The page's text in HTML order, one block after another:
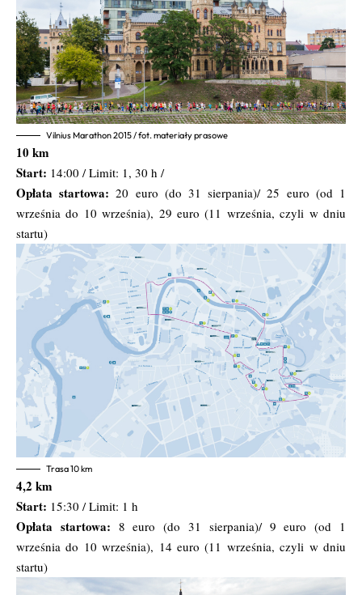
Vilnius Marathon 2015 / fot. materiały prasowe
10 km
Start: 14:00 / Limit: 1, 30 h /
Opłata startowa: 20 euro (do 31 sierpania)/ 25 euro (od 1
września do 10 września), 29 euro (11 września, czyli w dniu
startu)
Trasa 10 km
4,2 km
Start: 15:30 / Limit: 1 h
Opłata startowa: 8 euro (do 31 sierpania)/ 9 euro (od 1
września do 10 września), 14 euro (11 września, czyli w dniu
startu)